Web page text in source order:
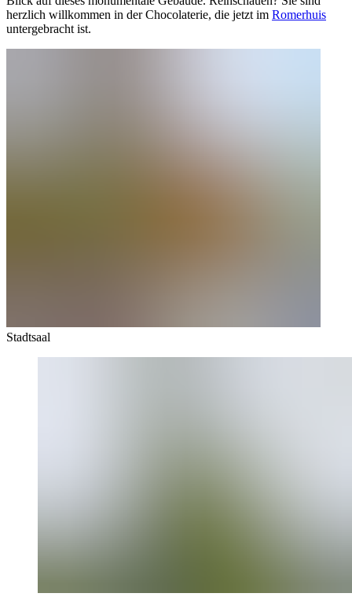
herzlich willkommen in der Chocolaterie, die jetzt im Romerhuis
untergebracht ist.
Stadtsaal